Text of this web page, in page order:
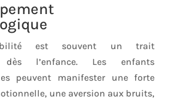
est souvent un trait
dès l’enfance. Les enfants
peuvent manifester une forte
une aversion aux bruits,